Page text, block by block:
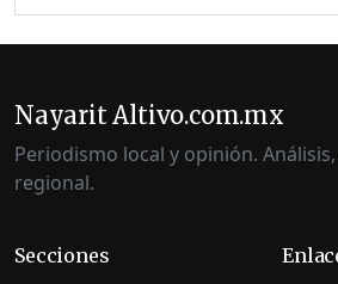
Nayarit Altivo.com.mx
Periodismo local y opinión.
regional.
Secciones